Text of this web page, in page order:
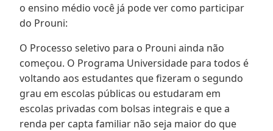
o ensino médio você já pode ver como participar
do Prouni:
O Processo seletivo para o Prouni ainda não
começou. O Programa Universidade para todos é
voltando aos estudantes que fizeram o segundo
grau em escolas públicas ou estudaram em
escolas privadas com bolsas integrais e que a
renda per capta familiar não seja maior do que